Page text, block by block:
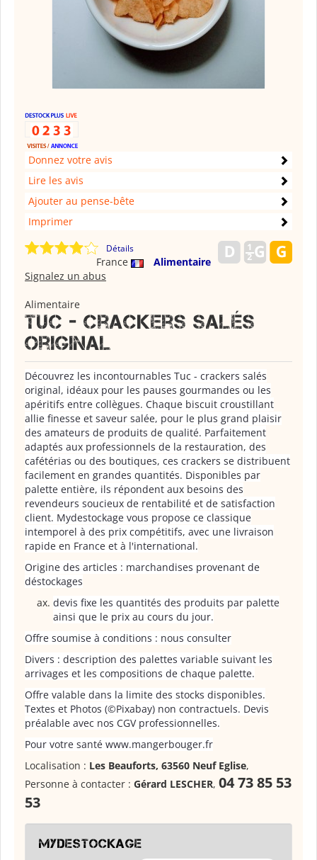
Donnez votre avis
Lire les avis
Ajouter au pense-bête
Imprimer
Détails
France
Alimentaire
Signalez un abus
Alimentaire
Tuc - crackers salés
original
Découvrez les incontournables Tuc - crackers salés
original, idéaux pour les pauses gourmandes ou les
apéritifs entre collègues. Chaque biscuit croustillant
allie finesse et saveur salée, pour le plus grand plaisir
des amateurs de produits de qualité. Parfaitement
adaptés aux professionnels de la restauration, des
cafétérias ou des boutiques, ces crackers se distribuent
facilement en grandes quantités. Disponibles par
palette entière, ils répondent aux besoins des
revendeurs soucieux de rentabilité et de satisfaction
client. Mydestockage vous propose ce classique
intemporel à des prix compétitifs, avec une livraison
rapide en France et à l'international.
Origine des articles : marchandises provenant de
déstockages
devis fixe les quantités des produits par palette
ainsi que le prix au cours du jour.
Offre soumise à conditions : nous consulter
Divers : description des palettes variable suivant les
arrivages et les compositions de chaque palette.
Offre valable dans la limite des stocks disponibles.
Textes et Photos (©Pixabay) non contractuels. Devis
préalable avec nos CGV professionnelles.
Pour votre santé www.mangerbouger.fr
Localisation : Les Beauforts, 63560 Neuf Eglise,
Personne à contacter : Gérard LESCHER, 04 73 85 53
53
Mydestockage